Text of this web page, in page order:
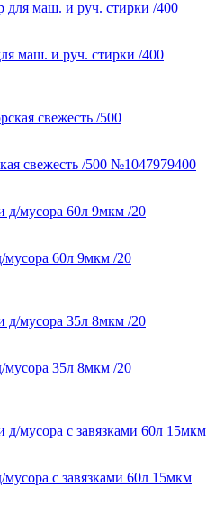
маш. и руч. стирки /400
свежесть /500 №1047979400
60л 9мкм /20
35л 8мкм /20
с завязками 60л 15мкм